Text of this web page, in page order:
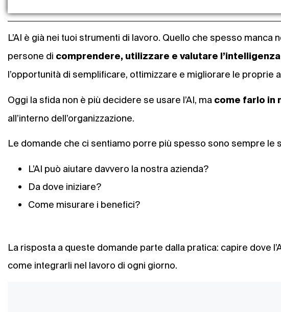
L’AI è già nei tuoi strumenti di lavoro. Quello che spesso manca
persone di comprendere, utilizzare e valutare
l’opportunità di semplificare, ottimizzare e migliorare le proprie
Oggi la sfida non è più decidere se usare l’AI, ma come farlo in
all’interno dell’organizzazione.
Le domande che ci sentiamo porre più spesso sono sempre le
L’AI può aiutare davvero la nostra azienda?
Da dove iniziare?
Come misurare i benefici?
La risposta a queste domande parte dalla pratica: capire dove
come integrarli nel lavoro di ogni giorno.